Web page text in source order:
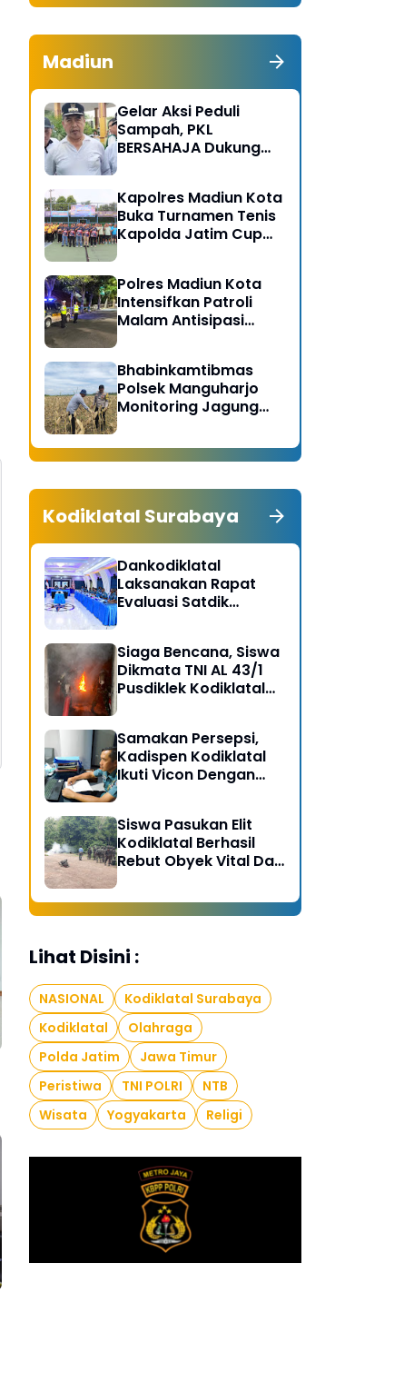
Madiun
Gelar Aksi Peduli
Sampah, PKL
BERSAHAJA Dukung
Madiun
Kapolres Madiun Kota
Buka Turnamen Tenis
Kapolda Jatim Cup
Polres Madiun Kota
Intensifkan Patroli
Malam Antisipasi
Bhabinkamtibmas
Polsek Manguharjo
Monitoring Jagung
Dukung Swasembada
Pangan 2026
Kodiklatal Surabaya
Dankodiklatal
Laksanakan Rapat
Evaluasi Satdik
Siaga Bencana, Siswa
Dikmata TNI AL 43/1
Pusdiklek Kodiklatal
Kobocoran
Samakan Persepsi,
Kadispen Kodiklatal
Ikuti Vicon Dengan
Siswa Pasukan Elit
Kodiklatal Berhasil
Rebut Obyek Vital Dari
Lihat Disini :
NASIONAL
Kodiklatal Surabaya
Kodiklatal
Olahraga
Polda Jatim
Jawa Timur
Peristiwa
TNI POLRI
NTB
Wisata
Yogyakarta Religi